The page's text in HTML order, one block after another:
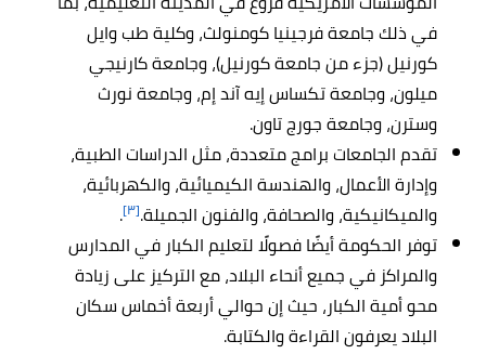
في ذلك جامعة فرجينيا كومنولث، وكلية طب وايل
كورنيل (جزء من جامعة كورنيل)، وجامعة كارنيجي
ميلون، وجامعة تكساس إيه آند إم، وجامعة نورث
وسترن، وجامعة جورج تاون.
تقدم الجامعات برامج متعددة، مثل الدراسات الطبية،
وإدارة الأعمال، والهندسة الكيميائية، والكهربائية،
والميكانيكية، والصحافة، والفنون الجميلة.[٣] .
توفر الحكومة أيضًا فصولًا لتعليم الكبار في المدارس
والمراكز في جميع أنحاء البلاد، مع التركيز على زيادة
محو أمية الكبار، حيث إن حوالي أربعة أخماس سكان
البلاد يعرفون القراءة والكتابة.